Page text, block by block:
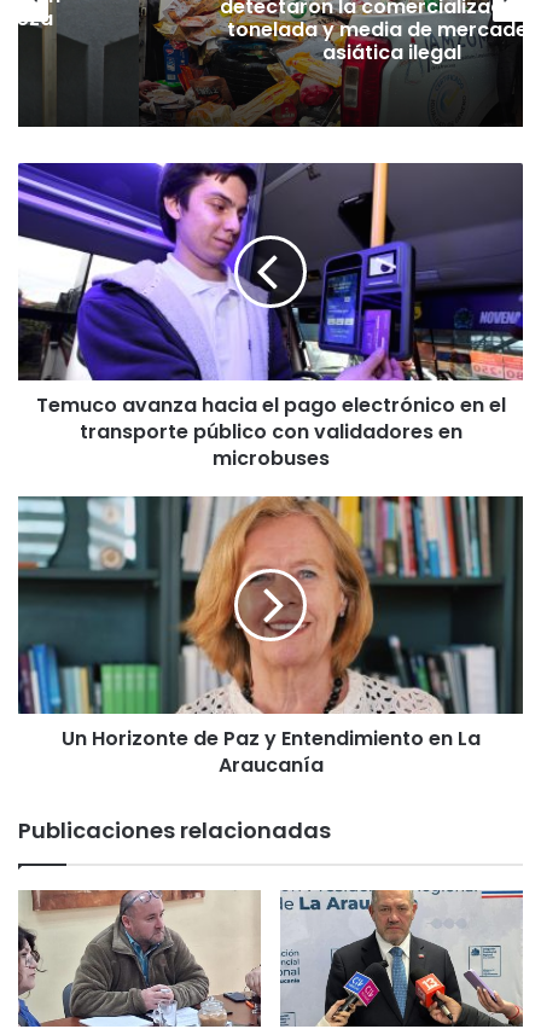
detectaron la comercialización
tonelada y media de
asiática ilegal
T
e
o
a
a
a
c
i
a
e
p
a
g
c
t
n
i
c
o
Temuco avanza hacia el pago electrónico en el
transporte público con validadores en
microbuses
U
n
H
r
z
o
n
P
a
z
E
n
t
e
Un Horizonte de Paz y Entendimiento en La
Araucanía
Publicaciones relacionadas